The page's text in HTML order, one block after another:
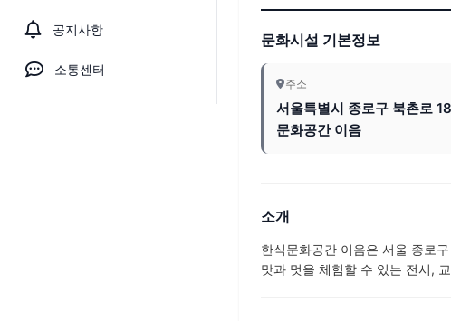
공지사항
소통센터
문화시설 기본정보
주소
서울특별시 종로구 북촌로
문화공간 이음
소개
한식문화공간 이음은 서울 종로
맛과 멋을 체험할 수 있는 전시,